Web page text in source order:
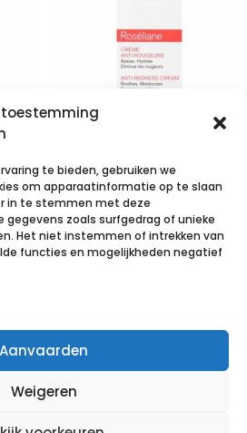
toestemming
te bieden, gebruiken we
om apparaatinformatie op te slaan
in te stemmen met deze
gegevens zoals surfgedrag of unieke
Het niet instemmen of intrekken van
functies en mogelijkheden negatief
Aanvaarden
Weigeren
Uriage
Roseliane
Creme Anti
Roodheid Tube
Voeg toe aan verlanglijst